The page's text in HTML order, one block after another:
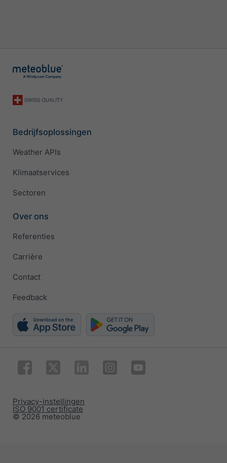
Bedrijfsoplossingen
Weather APIs
Klimaatservices
Sectoren
Over ons
Referenties
Carrière
Contact
Feedback
© 2026 meteoblue
ISO 9001 certificate
Privacy-instellingen